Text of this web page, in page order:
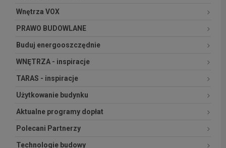
Wnętrza VOX
PRAWO BUDOWLANE
Buduj energooszczędnie
WNĘTRZA - inspiracje
TARAS - inspiracje
Użytkowanie budynku
Aktualne programy dopłat
Polecani Partnerzy
Technologie budowy